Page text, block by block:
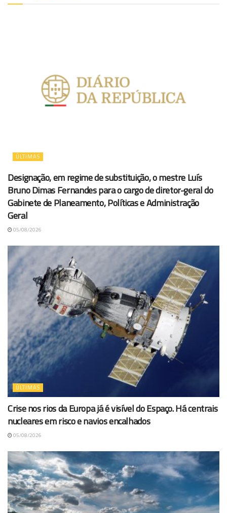
ÚLTIMAS
Designação, em regime de substituição, o mestre Luís
Bruno Dimas Fernandes para o cargo de diretor-geral do
Gabinete de Planeamento, Políticas e Administração
Geral
05/08/2026
ÚLTIMAS
Crise nos rios da Europa já é visível do Espaço. Há centrais
nucleares em risco e navios encalhados
05/08/2026